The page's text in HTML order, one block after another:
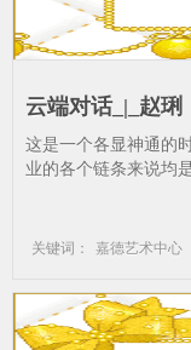
云端对话_|_赵
廊-诚品画廊-赵
这是一个各显神通的
业的各个链条来说均
关键词： 嘉德艺术中心
艺术品
市场